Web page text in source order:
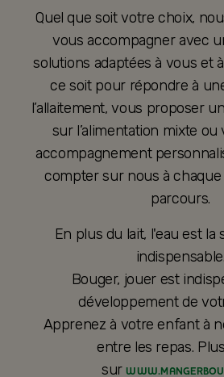
Quel que soit votre choix,
vous accompagner avec
solutions adaptées à vous et
ce soit pour répondre à
l’allaitement, vous proposer
sur l’alimentation mixte
accompagnement
compter sur nous à
parcours.
En plus du lait, l'eau est la
indispensable.
Bouger, jouer est
développement de
Apprenez à votre enfant à
entre les repas.
sur